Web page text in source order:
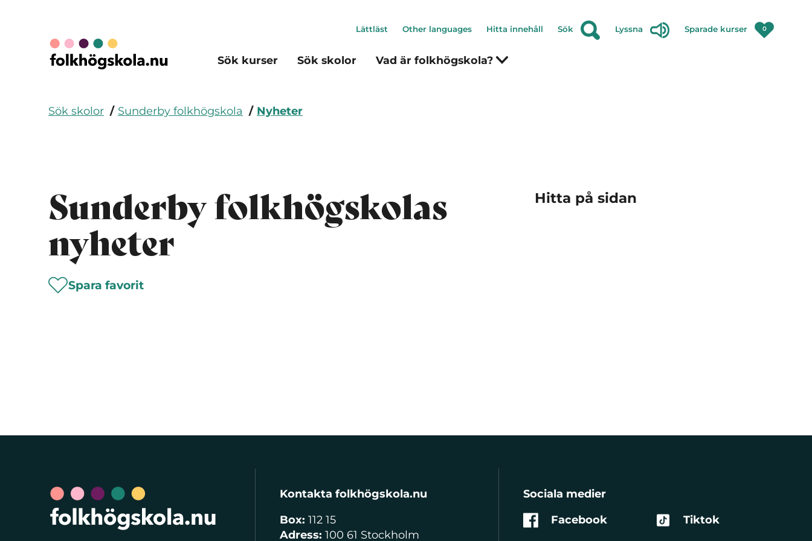
Sök kurser Sök skolor Vad är folkhögskola?
Lättläst Other languages Hitta innehåll Sök Lyssna Sparade kurser 0
Sök skolor Sunderby folkhögskola Nyheter
Sunderby folkhögskolas
nyheter
Spara favorit
Hitta på sidan
Kontakta folkhögskola.nu
Box:112 15
Adress: 100 61 Stockholm
Sociala medier
Facebook
Tiktok